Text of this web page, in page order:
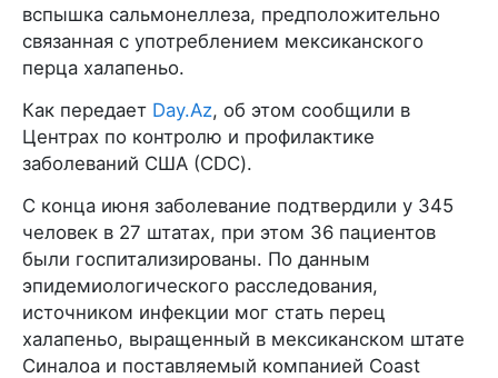
вспышка сальмонеллеза, предположительно
связанная с употреблением мексиканского
перца халапеньо.
Как передает Day.Az, об этом сообщили в
Центрах по контролю и профилактике
заболеваний США (CDC).
С конца июня заболевание подтвердили у 345
человек в 27 штатах, при этом 36 пациентов
были госпитализированы. По данным
эпидемиологического расследования,
источником инфекции мог стать перец
халапеньо, выращенный в мексиканском штате
Синалоа и поставляемый компанией Coast